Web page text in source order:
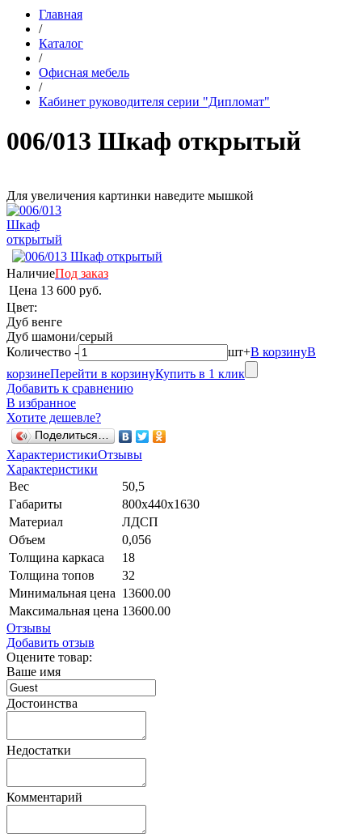
Главная
/
Каталог
/
Офисная мебель
/
Кабинет руководителя серии "Дипломат"
006/013 Шкаф открытый
Для увеличения картинки наведите мышкой
НаличиеПод заказ
Цена 13 600 руб.
Цвет:
Дуб венге
Дуб шамони/серый
Количество - шт+В корзинуВ
корзинеПерейти в корзинуКупить в 1 клик
Добавить к сравнению
В избранное
Хотите дешевле?
Поделиться…
ХарактеристикиОтзывы
Характеристики
Вес
50,5
Габариты
800х440х1630
Материал
ЛДСП
Объем
0,056
Толщина каркаса
18
Толщина топов
32
Минимальная цена 13600.00
Максимальная цена 13600.00
Отзывы
Добавить отзыв
Оцените товар:
Ваше имя
Достоинства
Недостатки
Комментарий